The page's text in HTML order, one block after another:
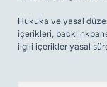
Hukuka ve yasal
içerikleri,
ilgili içerikler yasal